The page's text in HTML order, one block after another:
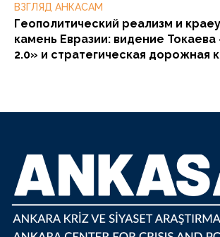
ВЗГЛЯД АНКАСАМ
Геополитический реализм и
камень Евразии: видение
2.0» и стратегическая дорожная